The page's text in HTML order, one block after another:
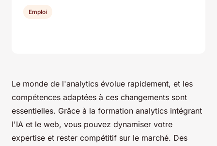
Le monde de l'analytics évolue rapidement, et les
compétences adaptées à ces changements sont
essentielles. Grâce à la formation analytics intégrant
l'IA et le web, vous pouvez dynamiser votre
expertise et rester compétitif sur le marché. Des
Emploi